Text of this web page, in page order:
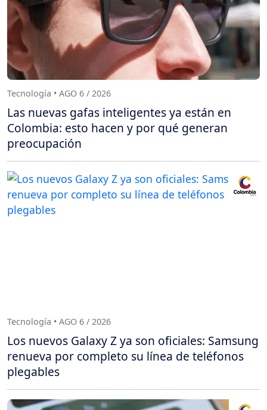
Tecnología • AGO 6 / 2026
Las nuevas gafas inteligentes ya están en
Colombia: esto hacen y por qué generan
preocupación
Tecnología • AGO 6 / 2026
Los nuevos Galaxy Z ya son oficiales: Samsung
renueva por completo su línea de teléfonos
plegables